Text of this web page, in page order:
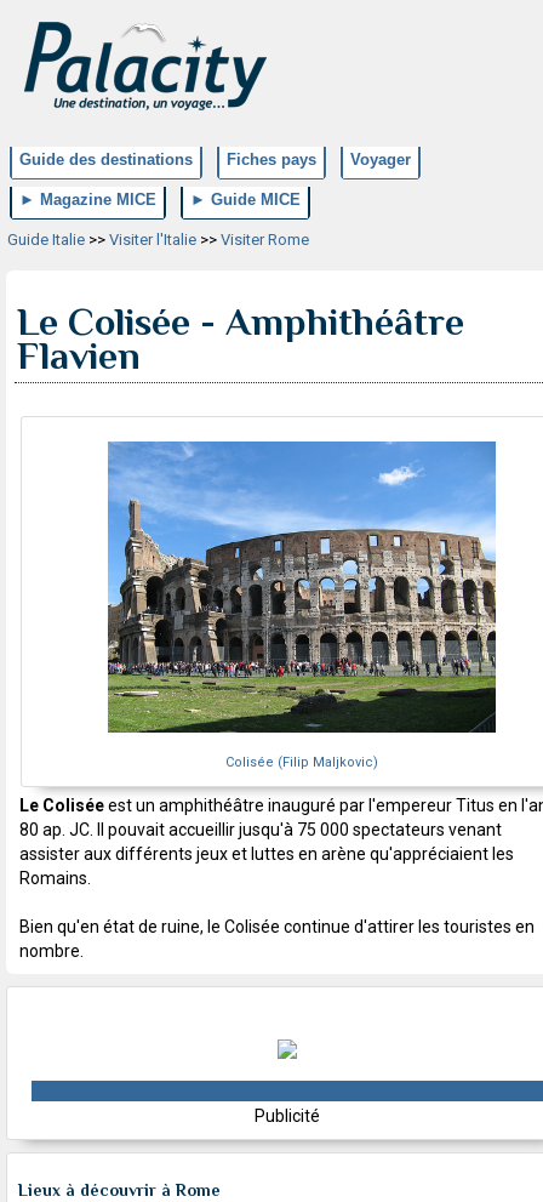
Guide des destinations Fiches pays Voyager
► Magazine MICE ► Guide MICE
Guide Italie >> Visiter l'Italie >> Visiter Rome
Le Colisée - Amphithéâtre
Flavien
Colisée (Filip Maljkovic)
Le Coliséeest un amphithéâtre inauguré par l'empereur Titus en
80 ap. JC. Il pouvait accueillir jusqu'à 75 000 spectateurs venant
assister aux différents jeux et luttes en arène qu'appréciaient les
Romains.
Bien qu'en état de ruine, le Colisée continue d'attirer les touristes en
nombre.
Publicité
Lieux à découvrir à Rome